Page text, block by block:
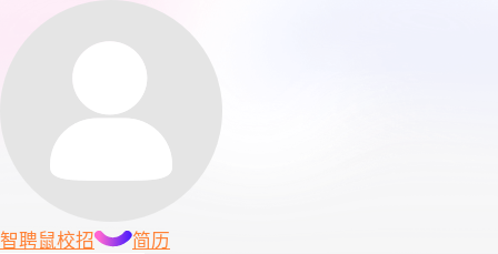
智聘鼠校招 简历